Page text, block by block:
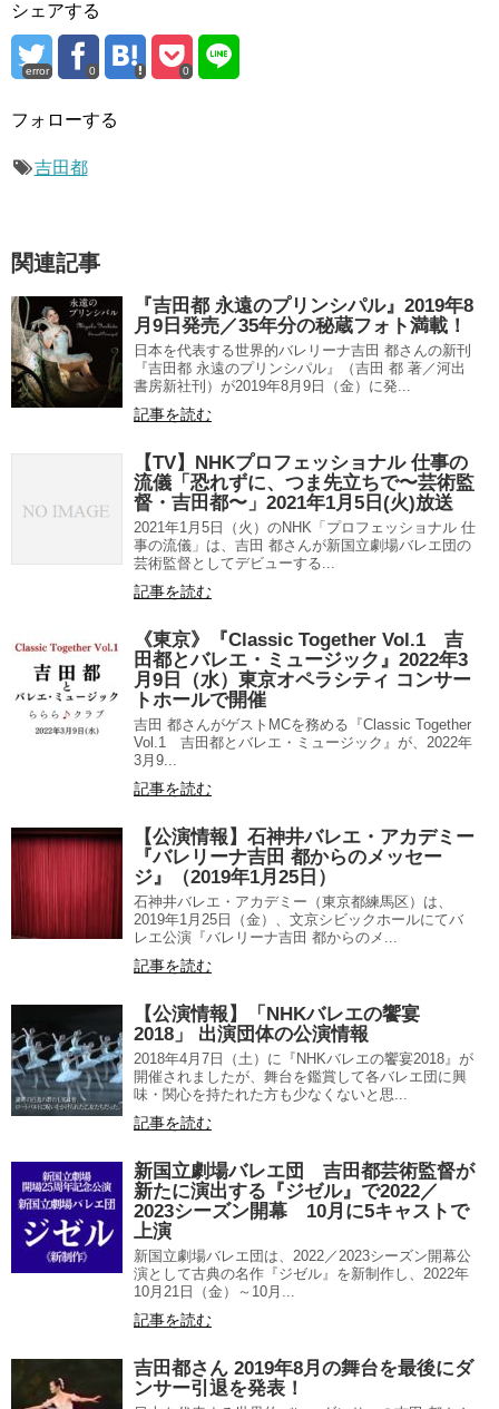
シェアする
error 0 0
フォローする
吉田都
関連記事
『吉田都 永遠のプリンシパル』2019年8
月9日発売／35年分の秘蔵フォト満載！
日本を代表する世界的バレリーナ吉田 都さんの新刊
『吉田都 永遠のプリンシパル』（吉田 都 著／河出
書房新社刊）が2019年8月9日（金）に発...
記事を読む
【TV】NHKプロフェッショナル 仕事の
流儀「恐れずに、つま先立ちで〜芸術監
督・吉田都〜」2021年1月5日(火)放送
2021年1月5日（火）のNHK「プロフェッショナル 仕
事の流儀」は、吉田 都さんが新国立劇場バレエ団の
芸術監督としてデビューする...
記事を読む
《東京》『Classic Together Vol.1 吉
田都とバレエ・ミュージック』2022年3
月9日（水）東京オペラシティ コンサー
トホールで開催
吉田 都さんがゲストMCを務める『Classic Together
Vol.1 吉田都とバレエ・ミュージック』が、2022年
3月9...
記事を読む
【公演情報】石神井バレエ・アカデミー
『バレリーナ吉田 都からのメッセー
ジ』（2019年1月25日）
石神井バレエ・アカデミー（東京都練馬区）は、
2019年1月25日（金）、文京シビックホールにてバ
レエ公演『バレリーナ吉田 都からのメ...
記事を読む
【公演情報】「NHKバレエの饗宴
2018」 出演団体の公演情報
2018年4月7日（土）に『NHKバレエの饗宴2018』が
開催されましたが、舞台を鑑賞して各バレエ団に興
味・関心を持たれた方も少なくないと思...
記事を読む
新国立劇場バレエ団 吉田都芸術監督が
新たに演出する『ジゼル』で2022／
2023シーズン開幕 10月に5キャストで
上演
新国立劇場バレエ団は、2022／2023シーズン開幕公
演として古典の名作『ジゼル』を新制作し、2022年
10月21日（金）～10月...
記事を読む
吉田都さん 2019年8月の舞台を最後にダ
ンサー引退を発表！